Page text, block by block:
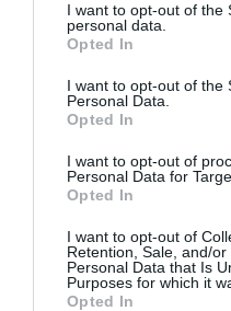
I want to opt-out of the
personal data.
Opted In
I want to opt-out of the
Personal Data.
Opted In
I want to opt-out of
Personal Data for
Opted In
I want to opt-out of
Retention, Sale, and/
Personal Data that Is
Purposes for which it
Opted In
Mare Nostrum
piacere che il ministro
le mie frasi alla
non può diventare un
Siamo ormai alla
partenze da parte
portano da noi
clandestini".